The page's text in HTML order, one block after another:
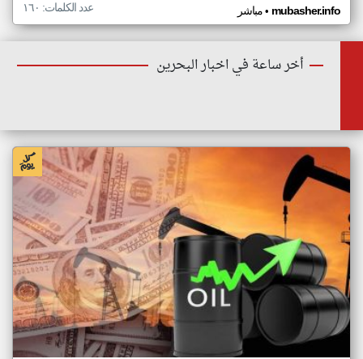
مباشر• mubasher.info عدد الكلمات: ١٦٠
أخر ساعة في اخبار البحرين